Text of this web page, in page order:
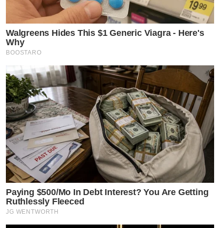
Walgreens Hides This $1 Generic Viagra - Here's
Why
BOOSTARO
Paying $500/Mo In Debt Interest? You Are Getting
Ruthlessly Fleeced
JG WENTWORTH